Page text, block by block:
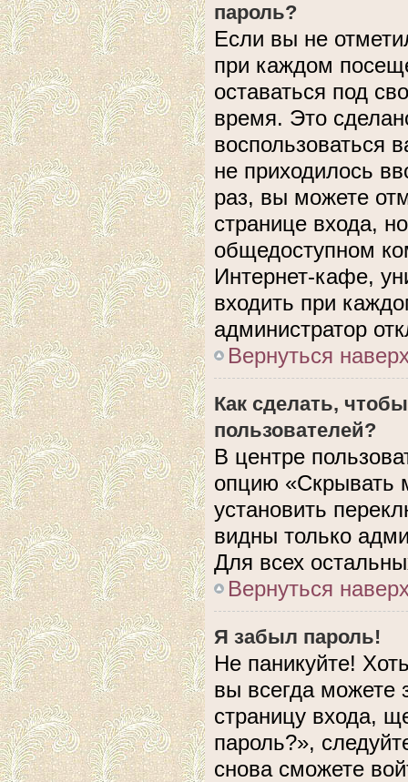
пароль?
Если вы не
при каждом
оставаться под
время. Это
воспользоваться
не приходилось
раз, вы можете
странице входа,
общедоступном
Интернет-кафе,
входить при
администратор
Вернуться
Как сделать,
пользователей?
В центре
опцию «Скрывать
установить
видны только
Для всех
Вернуться
Я забыл пароль!
Не паникуйте!
вы всегда можете
страницу входа,
пароль?»,
снова сможете